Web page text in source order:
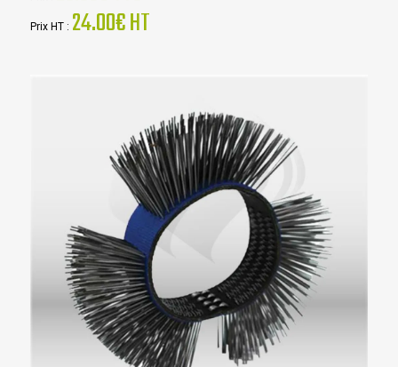
Prix HT : 24.00€ HT